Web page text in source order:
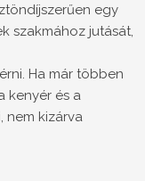
egy
szakmához jutását,
Ha már többen
kenyér és a
nem kizárva